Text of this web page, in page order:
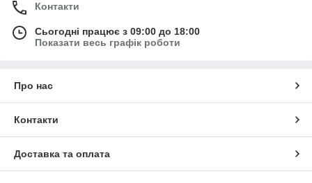
Контакти
Сьогодні працює з 09:00 до 18:00
Показати весь графік роботи
Про нас
Контакти
Доставка та оплата